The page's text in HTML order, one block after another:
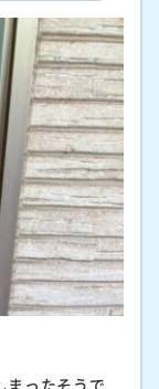
まったそうで